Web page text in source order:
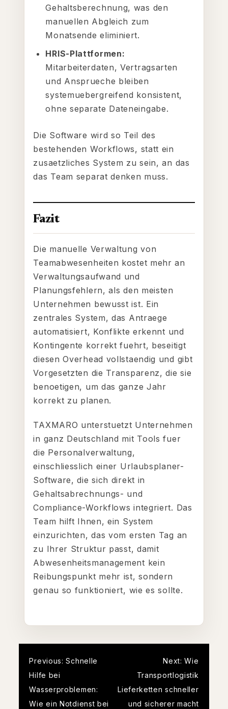
Gehaltsberechnung, was den
manuellen Abgleich zum
Monatsende eliminiert.
HRIS-Plattformen:
Mitarbeiterdaten, Vertragsarten
und Ansprueche bleiben
systemuebergreifend konsistent,
ohne separate Dateneingabe.
Die Software wird so Teil des
bestehenden Workflows, statt ein
zusaetzliches System zu sein, an das
das Team separat denken muss.
Fazit
Die manuelle Verwaltung von
Teamabwesenheiten kostet mehr an
Verwaltungsaufwand und
Planungsfehlern, als den meisten
Unternehmen bewusst ist. Ein
zentrales System, das Antraege
automatisiert, Konflikte erkennt und
Kontingente korrekt fuehrt, beseitigt
diesen Overhead vollstaendig und gibt
Vorgesetzten die Transparenz, die sie
benoetigen, um das ganze Jahr
korrekt zu planen.
TAXMARO unterstuetzt Unternehmen
in ganz Deutschland mit Tools fuer
die Personalverwaltung,
einschliesslich einer Urlaubsplaner-
Software, die sich direkt in
Gehaltsabrechnungs- und
Compliance-Workflows integriert. Das
Team hilft Ihnen, ein System
einzurichten, das vom ersten Tag an
zu Ihrer Struktur passt, damit
Abwesenheitsmanagement kein
Reibungspunkt mehr ist, sondern
genau so funktioniert, wie es sollte.
Post
navigation
Previous: Schnelle
Hilfe bei
Wasserproblemen:
Wie ein Notdienst bei
Next: Wie
Transportlogistik
Lieferketten schneller
und sicherer macht